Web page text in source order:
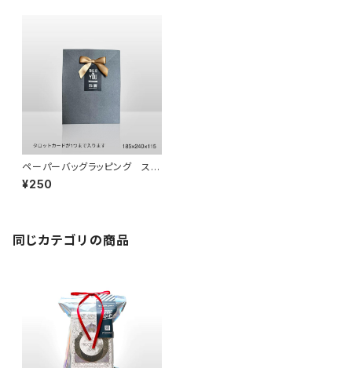
ペーパーバッグラッピング ステ
ッカーが選べる！
¥250
同じカテゴリの商品